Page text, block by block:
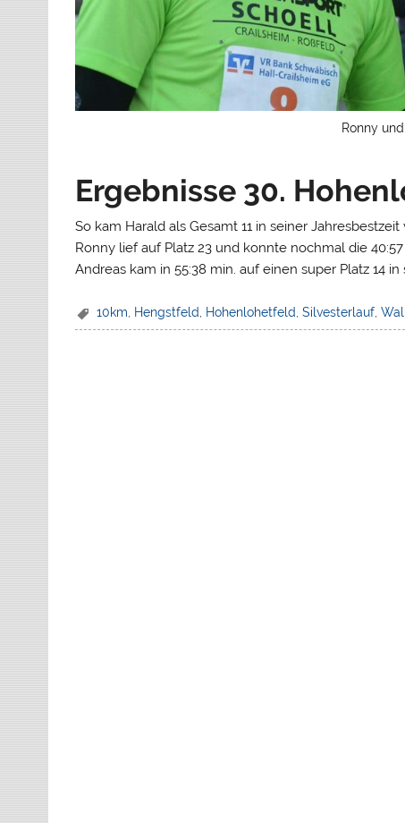
Ronny
Ergebnisse 30.
So kam Harald als Gesamt 11 in seiner Jahresbestzeit
Ronny lief auf Platz 23 und konnte nochmal die
Andreas kam in 55:38 min. auf einen super Platz 14 in
10km Hengstfeld Hohenlohetfeld ,Silvesterlauf ,